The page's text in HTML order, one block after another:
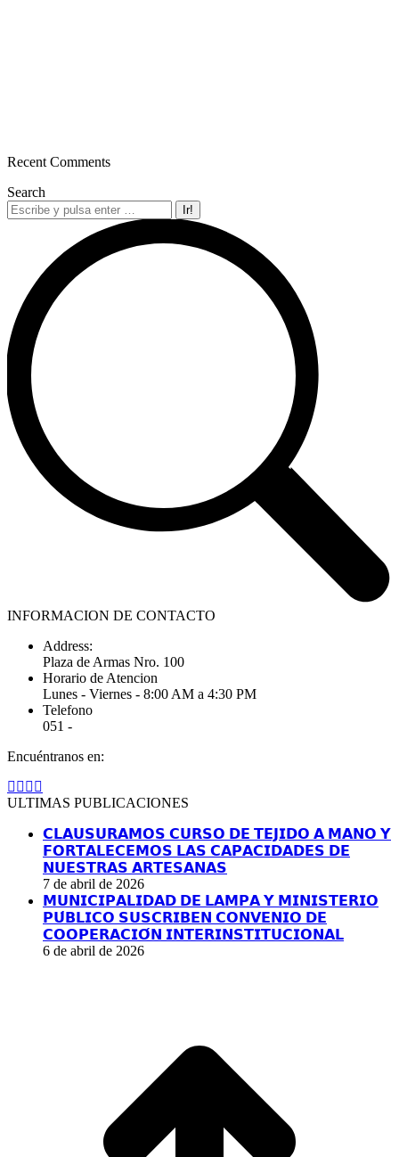
Recent Comments
Search
Buscar:
INFORMACION DE CONTACTO
Address:
Plaza de Armas Nro. 100
Horario de Atencion
Lunes - Viernes - 8:00 AM a 4:30 PM
Telefono
051 -
Encuéntranos en:
Facebook
page
window
YouTube
page
in
new
window
Linkedin
page
in
new
window
page
in
new
window
ULTIMAS PUBLICACIONES
𝗖𝗟𝗔𝗨𝗦𝗨𝗥𝗔𝗠𝗢𝗦 𝗖𝗨𝗥𝗦𝗢 𝗗𝗘 𝗧𝗘𝗝𝗜𝗗𝗢 𝗔 𝗠𝗔𝗡𝗢 𝗬
𝗙𝗢𝗥𝗧𝗔𝗟𝗘𝗖𝗘𝗠𝗢𝗦 𝗟𝗔𝗦 𝗖𝗔𝗣𝗔𝗖𝗜𝗗𝗔𝗗𝗘𝗦 𝗗𝗘
𝗡𝗨𝗘𝗦𝗧𝗥𝗔𝗦 𝗔𝗥𝗧𝗘𝗦𝗔𝗡𝗔𝗦
7 de abril de 2026
𝗠𝗨𝗡𝗜𝗖𝗜𝗣𝗔𝗟𝗜𝗗𝗔𝗗 𝗗𝗘 𝗟𝗔𝗠𝗣𝗔 𝗬 𝗠𝗜𝗡𝗜𝗦𝗧𝗘𝗥𝗜𝗢
𝗣𝗨́𝗕𝗟𝗜𝗖𝗢 𝗦𝗨𝗦𝗖𝗥𝗜𝗕𝗘𝗡 𝗖𝗢𝗡𝗩𝗘𝗡𝗜𝗢 𝗗𝗘
𝗖𝗢𝗢𝗣𝗘𝗥𝗔𝗖𝗜𝗢́𝗡 𝗜𝗡𝗧𝗘𝗥𝗜𝗡𝗦𝗧𝗜𝗧𝗨𝗖𝗜𝗢𝗡𝗔𝗟
6 de abril de 2026